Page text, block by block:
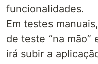
funcionalidades.
Em testes
de teste “na
irá subir a